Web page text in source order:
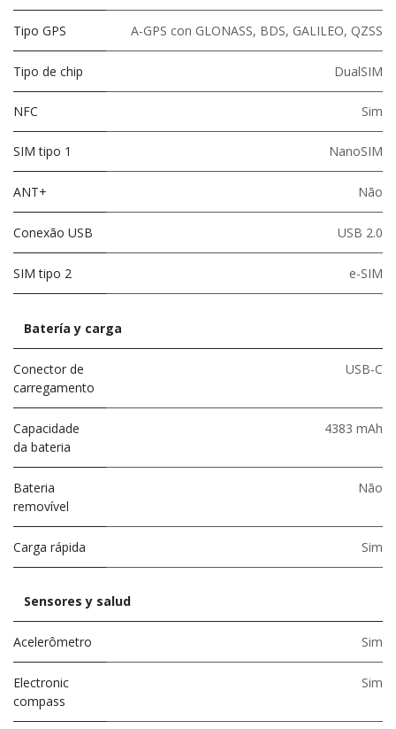
Tipo GPS A-GPS con GLONASS, BDS, GALILEO, QZSS
Tipo de chip DualSIM
NFC Sim
SIM tipo 1 NanoSIM
ANT+ Não
Conexão USB USB 2.0
SIM tipo 2 e-SIM
Batería y carga
Conector de
carregamento
USB-C
Capacidade
da bateria
4383 mAh
Bateria
removível
Não
Carga rápida Sim
Sensores y salud
Acelerômetro Sim
Electronic
compass
Sim